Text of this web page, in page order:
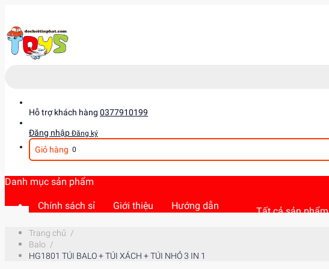
Hỗ trợ khách hàng 0377910199
Đăng nhập Đăng ký
Giỏ hàng 0
Danh mục sản phẩm
Chính sách sỉ Giới thiệu Hướng dẫn Tất cả sản phẩm
Trang chủ /
Balo /
HG1801 TÚI BALO + TÚI XÁCH + TÚI NHỎ 3 IN 1